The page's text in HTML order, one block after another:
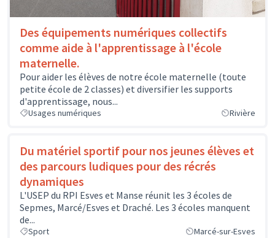
Des équipements numériques collectifs
comme aide à l'apprentissage à l'école
maternelle.
Pour aider les élèves de notre école maternelle (toute
petite école de 2 classes) et diversifier les supports
d'apprentissage, nous...
Usages numériques Rivière
Du matériel sportif pour nos jeunes élèves et
des parcours ludiques pour des récrés
dynamiques
L'USEP du RPI Esves et Manse réunit les 3 écoles de
Sepmes, Marcé/Esves et Draché. Les 3 écoles manquent
de...
Sport Marcé-sur-Esves